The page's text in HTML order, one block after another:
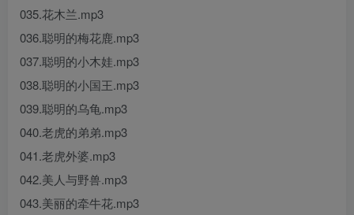
035.花木兰.mp3
036.聪明的梅花鹿.mp3
037.聪明的小木娃.mp3
038.聪明的小国王.mp3
039.聪明的乌龟.mp3
040.老虎的弟弟.mp3
041.老虎外婆.mp3
042.美人与野兽.mp3
043.美丽的牵牛花.mp3